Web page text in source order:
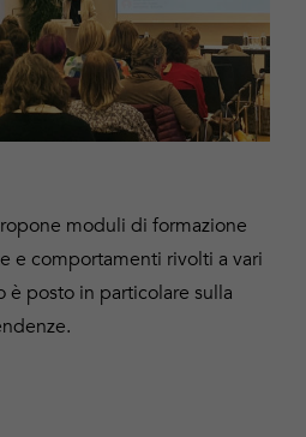
moduli di formazione
e comportamenti rivolti a vari
è posto in particolare sulla